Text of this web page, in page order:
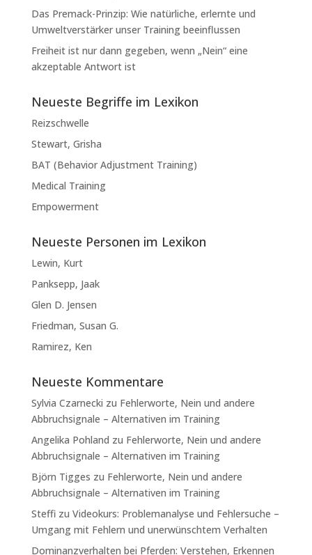
Das Premack-Prinzip: Wie natürliche, erlernte und
Umweltverstärker unser Training beeinflussen
Freiheit ist nur dann gegeben, wenn „Nein“ eine
akzeptable Antwort ist
Neueste Begriffe im Lexikon
Reizschwelle
Stewart, Grisha
BAT (Behavior Adjustment Training)
Medical Training
Empowerment
Neueste Personen im Lexikon
Lewin, Kurt
Panksepp, Jaak
Glen D. Jensen
Friedman, Susan G.
Ramirez, Ken
Neueste Kommentare
Sylvia Czarnecki zu Fehlerworte, Nein und andere
Abbruchsignale – Alternativen im Training
Angelika Pohland zu Fehlerworte, Nein und andere
Abbruchsignale – Alternativen im Training
Björn Tigges zu Fehlerworte, Nein und andere
Abbruchsignale – Alternativen im Training
Steffizu Videokurs: Problemanalyse und Fehlersuche –
Umgang mit Fehlern und unerwünschtem Verhalten
Dominanzverhalten bei Pferden: Verstehen, Erkennen